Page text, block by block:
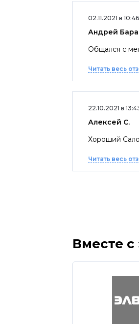
02.11.2021 в 10:46
Андрей
Общался с
Читать весь
22.10.2021 в
Алексей С.
Хороший
Читать весь
Вместе